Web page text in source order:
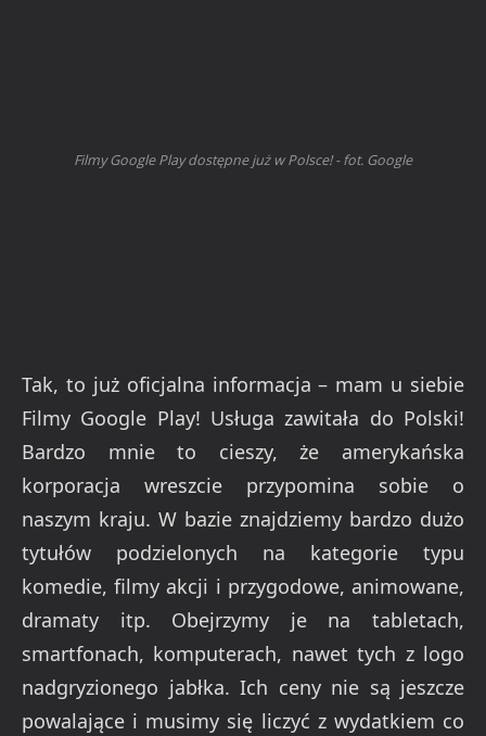
Filmy Google Play dostępne już w Polsce! - fot. Google
Tak, to już oficjalna informacja – mam u siebie
Filmy Google Play! Usługa zawitała do Polski!
Bardzo mnie to cieszy, że amerykańska
korporacja wreszcie przypomina sobie o
naszym kraju. W bazie znajdziemy bardzo dużo
tytułów podzielonych na kategorie typu
komedie, filmy akcji i przygodowe, animowane,
dramaty itp. Obejrzymy je na tabletach,
smartfonach, komputerach, nawet tych z logo
nadgryzionego jabłka. Ich ceny nie są jeszcze
powalające i musimy się liczyć z wydatkiem co